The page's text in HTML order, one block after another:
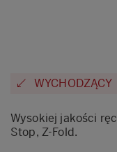
WYCHODZĄCY
Wysokiej jakości
Stop, Z-Fold.